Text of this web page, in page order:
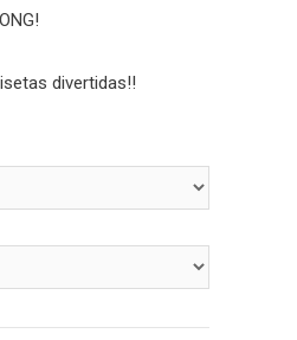
divertidas!!